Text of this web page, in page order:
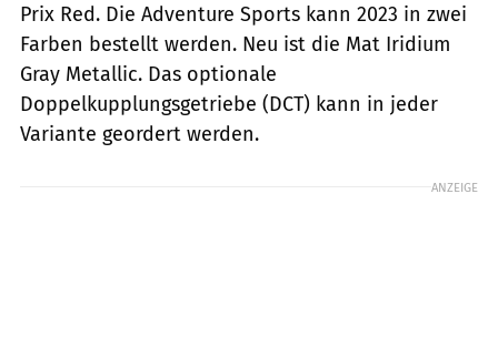
Prix Red. Die Adventure Sports kann 2023 in zwei
Farben bestellt werden. Neu ist die Mat Iridium
Gray Metallic. Das optionale
Doppelkupplungsgetriebe (DCT) kann in jeder
Variante geordert werden.
ANZEIGE